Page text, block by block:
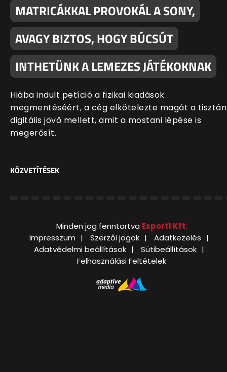
MATRICÁKKAL PROVOKÁL A SONY,
AVAGY BIZTOS, HOGY BÚCSÚT
INTHETÜNK A LEMEZES JÁTÉKOKNAK
Hiába indult petíció a fizikai kiadások
megmentéséért, a cég elkötelezte magát a tisztán
digitális jövő mellett, amit a mostani lépése is
megerősít.
KÖZVETÍTÉSEK
Minden jog fenntartva Esport1 Kft.
Impresszum
Szerzői jogok
Adatkezelés
Adatvédelmi beállítások
Sütibeállítások
Felhasználási Feltételek